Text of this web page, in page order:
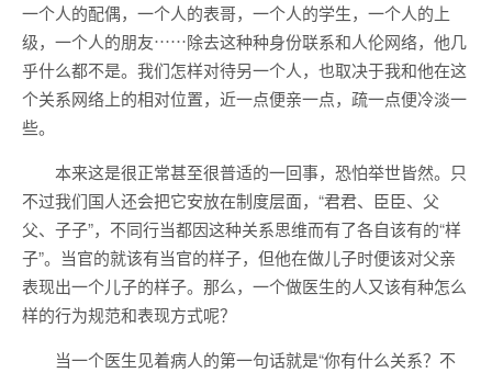
一个人的配偶，一个人的表哥，一个人的学生，一个人的上
级，一个人的朋友⋯⋯除去这种种身份联系和人伦网络，他几
乎什么都不是。我们怎样对待另一个人，也取决于我和他在这
个关系网络上的相对位置，近一点便亲一点，疏一点便冷淡一
些。
本来这是很正常甚至很普适的一回事，恐怕举世皆然。只
不过我们国人还会把它安放在制度层面，“君君、臣臣、父
父、子子”，不同行当都因这种关系思维而有了各自该有的“样
子”。当官的就该有当官的样子，但他在做儿子时便该对父亲
表现出一个儿子的样子。那么，一个做医生的人又该有种怎么
样的行为规范和表现方式呢？
当一个医生见着病人的第一句话就是“你有什么关系？不